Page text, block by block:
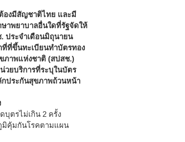
องมีสัญชาติไทย และมี
าพยาบาลอื่นใดที่รัฐจัดให้
ประจำเดือนมิถุนายน
ที่ที่ขึ้นทะเบียนทำบัตรทอง
ภาพแห่งชาติ (สปสช.)
วยบริการที่ระบุในบัตร
กประกันสุขภาพถ้วนหน้า
บุตรไม่เกิน 2 ครั้ง
มิคุ้มกันโรคตามแผน